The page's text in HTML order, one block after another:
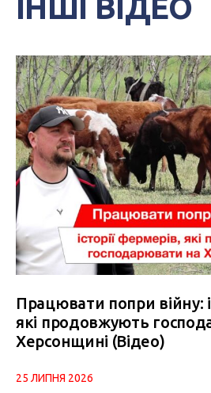
ІНШІ ВІДЕО
Працювати попри війну:
які продовжують
Херсонщині (Відео)
25 ЛИПНЯ 2026